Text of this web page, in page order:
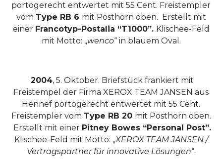
portogerecht entwertet mit 55 Cent. Freistempler
vom Type RB 6 mit Posthorn oben. Erstellt mit
einer Francotyp-Postalia “T1000”. Klischee-Feld
mit Motto: „wenco“ in blauem Oval.
2004, 5. Oktober. Briefstück frankiert mit
Freistempel der Firma XEROX TEAM JANSEN aus
Hennef portogerecht entwertet mit 55 Cent.
Freistempler vom Type RB 20 mit Posthorn oben.
Erstellt mit einer Pitney Bowes “Personal Post”.
Klischee-Feld mit Motto: „XEROX TEAM JANSEN /
Vertragspartner für innovative Lösungen“.